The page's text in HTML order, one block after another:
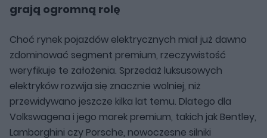
grają ogromną rolę
Choć rynek pojazdów elektrycznych miał już dawno
zdominować segment premium, rzeczywistość
weryfikuje te założenia. Sprzedaż luksusowych
elektryków rozwija się znacznie wolniej, niż
przewidywano jeszcze kilka lat temu. Dlatego dla
Volkswagena i jego marek premium, takich jak Bentley,
Lamborghini czy Porsche, nowoczesne silniki